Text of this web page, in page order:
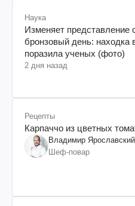
Наука
Изменяет представление
бронзовый день: находка
поразила ученых (фото)
2 дня назад
Рецепты
Карпаччо из цветных
Владимир Ярославский
Шеф-повар